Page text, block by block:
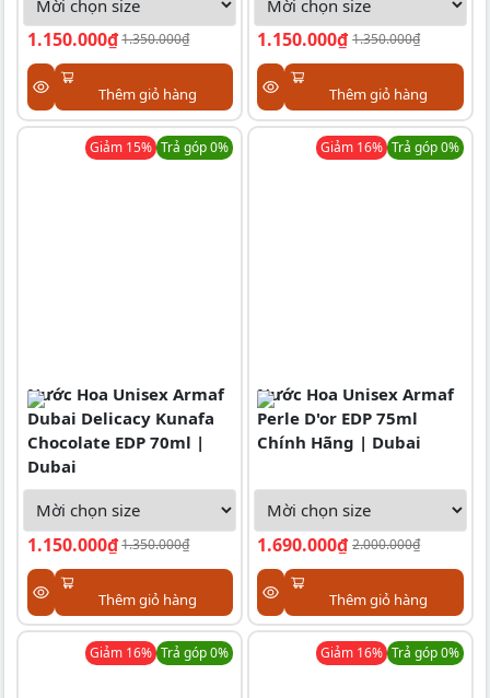
1.150.000₫ 1.350.000₫
Thêm giỏ hàng
1.150.000₫ 1.350.000₫
Thêm giỏ hàng
Giảm 15% Trả góp 0%
Nước Hoa Unisex Armaf
Dubai Delicacy Kunafa
Chocolate EDP 70ml |
Dubai
1.150.000₫ 1.350.000₫
Thêm giỏ hàng
Giảm 16% Trả góp 0%
Nước Hoa Unisex Armaf
Perle D'or EDP 75ml
Chính Hãng | Dubai
1.690.000₫ 2.000.000₫
Thêm giỏ hàng
Giảm 16% Trả góp 0% Giảm 16% Trả góp 0%